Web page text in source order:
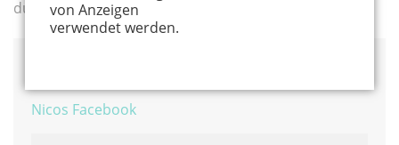
von Anzeigen
verwendet werden.
durchgeschlafener Tag?
Nicos Facebook